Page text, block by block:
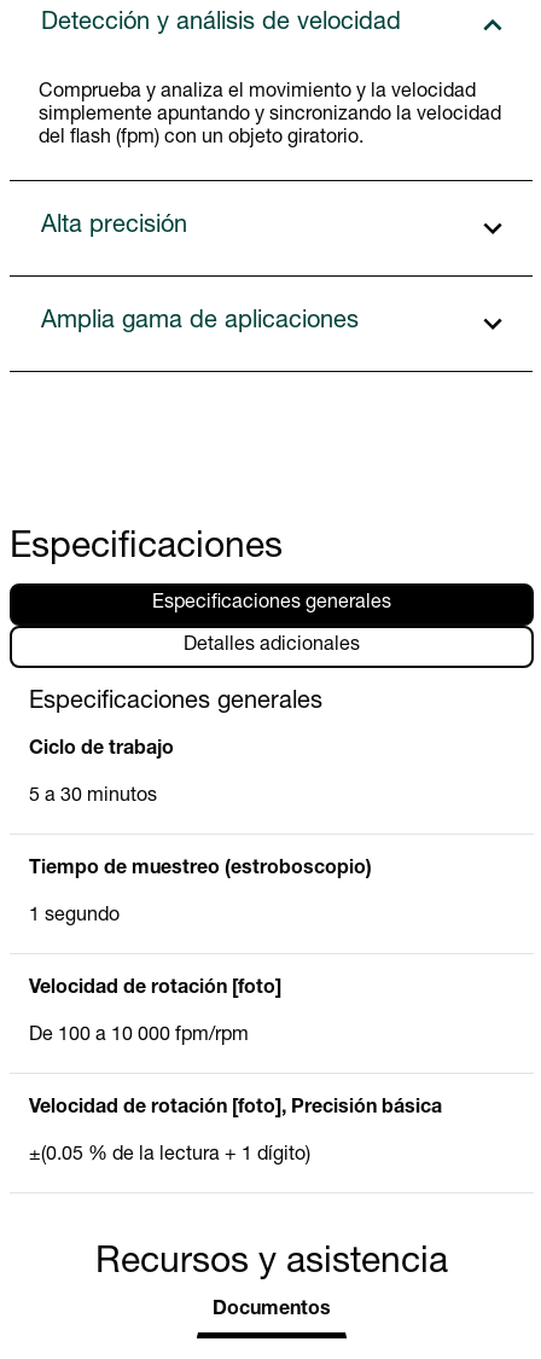
Detección y análisis de velocidad
Comprueba y analiza el movimiento y la velocidad
simplemente apuntando y sincronizando la velocidad
del flash (fpm) con un objeto giratorio.
Alta precisión
Amplia gama de aplicaciones
Especificaciones
Especificaciones generales
Detalles adicionales
Especificaciones generales
Ciclo de trabajo
5 a 30 minutos
Tiempo de muestreo (estroboscopio)
1 segundo
Velocidad de rotación [foto]
De 100 a 10 000 fpm/rpm
Velocidad de rotación [foto], Precisión básica
±(0.05 % de la lectura + 1 dígito)
Recursos y asistencia
Documentos